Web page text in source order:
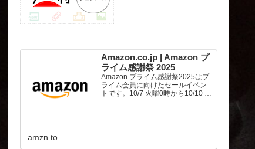
Amazon.co.jp | Amazon プ
ライム感謝祭 2025
Amazon プライム感謝祭2025はプ
ライム会員に向けたセールイベン
トです。10/7 火曜0時から10/10 金
amzn.to